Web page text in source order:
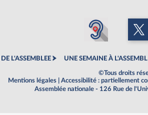
L'ASSEMBLEE UNE SEMAINE À
©Tous droits
Mentions légales
Accessibilité : partiellement
Assemblée nationale - 126 Rue de